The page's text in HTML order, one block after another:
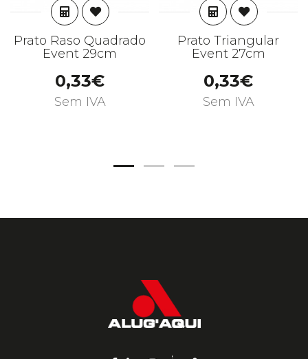
ADICIONAR
Prato Raso Quadrado
Event 29cm
0,33€
Sem IVA
ADICIONAR
Prato Triangular
Event 27cm
0,33€
Sem IVA